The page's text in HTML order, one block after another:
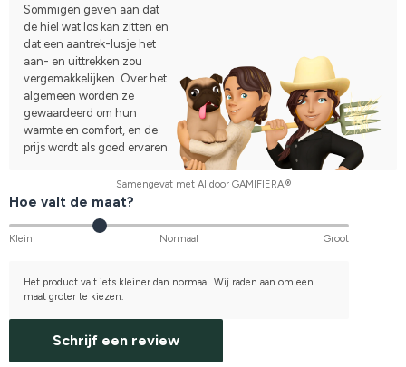
Sommigen geven aan dat
de hiel wat los kan zitten en
dat een aantrek-lusje het
aan- en uittrekken zou
vergemakkelijken. Over het
algemeen worden ze
gewaardeerd om hun
warmte en comfort, en de
prijs wordt als goed ervaren.
Samengevat met AI door GAMIFIERA.®
Hoe valt de maat?
Klein Normaal Groot
Het product valt iets kleiner dan normaal. Wij raden aan om een
maat groter te kiezen.
Schrijf een review